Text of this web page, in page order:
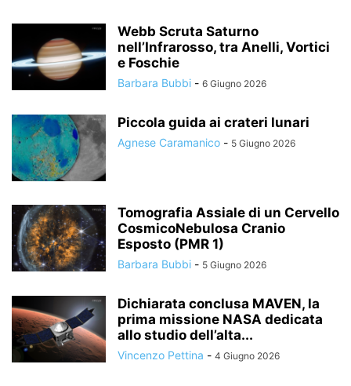
Webb Scruta Saturno
nell’Infrarosso, tra Anelli, Vortici
e Foschie
Barbara Bubbi - 6 Giugno 2026
Piccola guida ai crateri lunari
Agnese Caramanico - 5 Giugno 2026
Tomografia Assiale di un Cervello
CosmicoNebulosa Cranio
Esposto (PMR 1)
Barbara Bubbi - 5 Giugno 2026
Dichiarata conclusa MAVEN, la
prima missione NASA dedicata
allo studio dell’alta...
Vincenzo Pettina - 4 Giugno 2026